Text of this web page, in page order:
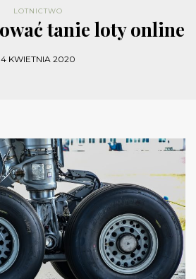
LOTNICTWO
tanie loty online
4 KWIETNIA 2020